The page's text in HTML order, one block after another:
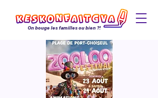
On bouge les familles ou bien ?!